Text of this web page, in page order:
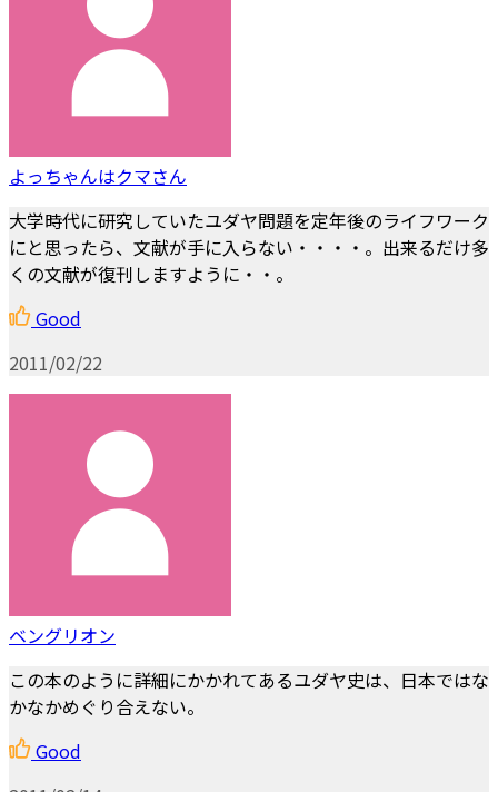
よっちゃんはクマさん
大学時代に研究していたユダヤ問題を定年後のライフワーク
にと思ったら、文献が手に入らない・・・・。出来るだけ多
くの文献が復刊しますように・・。
Good
2011/02/22
ベングリオン
この本のように詳細にかかれてあるユダヤ史は、日本ではな
かなかめぐり合えない。
Good